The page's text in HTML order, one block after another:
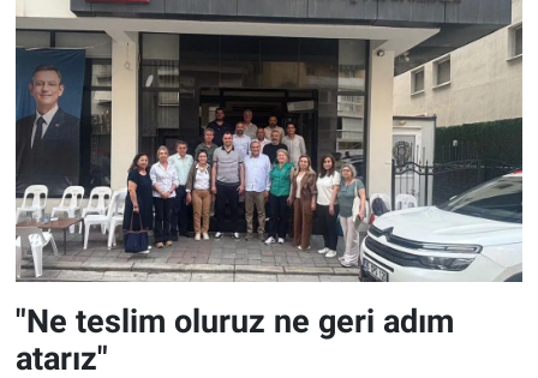
"Ne teslim oluruz ne geri adım
atarız"